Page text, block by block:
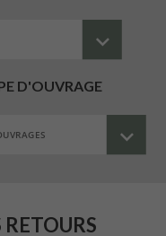
D'OUVRAGE